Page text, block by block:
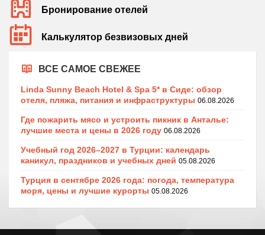
Бронирование отелей
Калькулятор безвизовых дней
ВСЕ САМОЕ СВЕЖЕЕ
Linda Sunny Beach Hotel & Spa 5* в Сиде: обзор
отеля, пляжа, питания и инфраструктуры 06.08.2026
Где пожарить мясо и устроить пикник в Анталье:
лучшие места и цены в 2026 году 06.08.2026
Учебный год 2026–2027 в Турции: календарь
каникул, праздников и учебных дней 05.08.2026
Турция в сентябре 2026 года: погода, температура
моря, цены и лучшие курорты 05.08.2026